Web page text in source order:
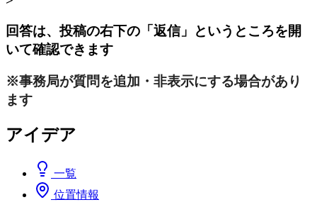
回答は、投稿の右下の「返信」というところを開
いて確認できます
※事務局が質問を追加・非表示にする場合があり
ます
アイデア
一覧
位置情報